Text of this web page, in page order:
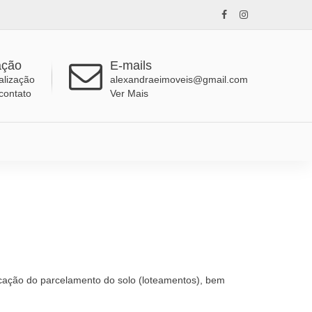
E-mails
alexandraeimoveis@gmail.com
Ver Mais
do parcelamento do solo (loteamentos), bem